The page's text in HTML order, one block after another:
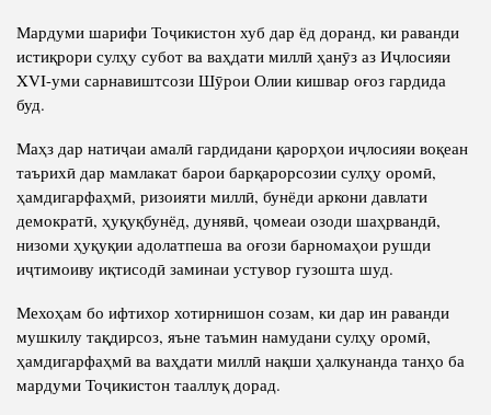
Мардуми шарифи Тоҷикистон хуб дар ёд доранд, ки раванди
истиқрори сулҳу субот ва ваҳдати миллӣ ҳанӯз аз Иҷлосияи
XVI-уми сарнавиштсози Шӯрои Олии кишвар оғоз гардида
буд.
Маҳз дар натиҷаи амалӣ гардидани қарорҳои иҷлосияи воқеан
таърихӣ дар мамлакат барои барқарорсозии сулҳу оромӣ,
ҳамдигарфаҳмӣ, ризоияти миллӣ, бунёди аркони давлати
демократӣ, ҳуқуқбунёд, дунявӣ, ҷомеаи озоди шаҳрвандӣ,
низоми ҳуқуқии адолатпеша ва оғози барномаҳои рушди
иҷтимоиву иқтисодӣ заминаи устувор гузошта шуд.
Мехоҳам бо ифтихор хотирнишон созам, ки дар ин раванди
мушкилу тақдирсоз, яъне таъмин намудани сулҳу оромӣ,
ҳамдигарфаҳмӣ ва ваҳдати миллӣ нақши ҳалкунанда танҳо ба
мардуми Тоҷикистон тааллуқ дорад.